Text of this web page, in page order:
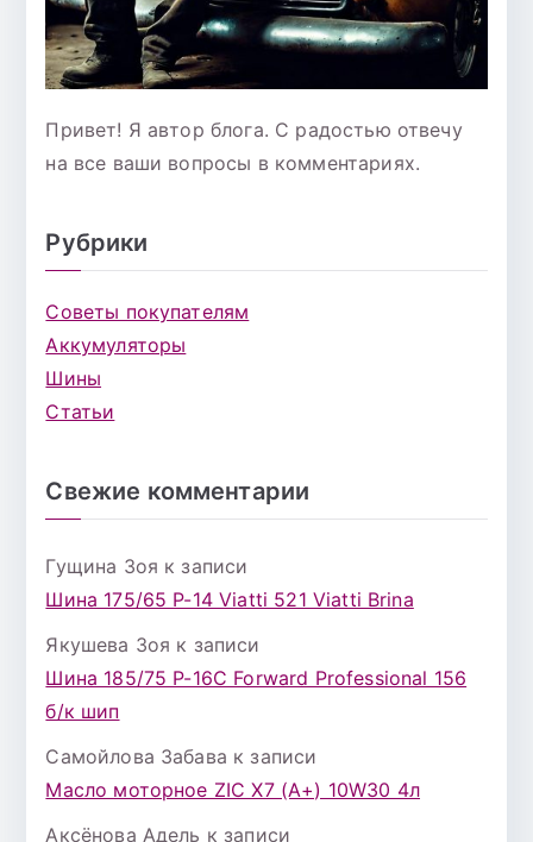
Привет! Я автор блога. С радостью отвечу
на все ваши вопросы в комментариях.
Рубрики
Советы покупателям
Аккумуляторы
Шины
Статьи
Свежие комментарии
Гущина Зоя к записи
Шина 175/65 Р-14 Viatti 521 Viatti Brina
Якушева Зоя к записи
Шина 185/75 Р-16С Forward Professional 156
б/к шип
Самойлова Забава к записи
Масло моторное ZIC X7 (A+) 10W30 4л
Аксёнова Адель к записи